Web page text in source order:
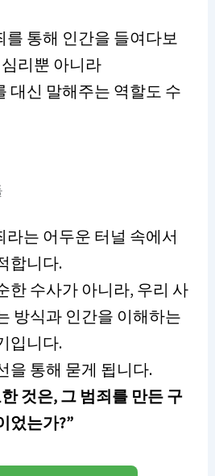
통해 인간을 들여다보
리뿐 아니라
대신 말해주는 역할도 수
는 어두운 터널 속에서
합니다.
한 수사가 아니라, 우리 사
방식과 인간을 이해하는
입니다.
을 통해 묻게 됩니다.
것은, 그 범죄를 만든 구
었는가?”